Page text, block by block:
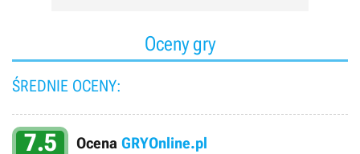
Oceny gry
ŚREDNIE OCENY:
7.5 Ocena GRYOnline.pl